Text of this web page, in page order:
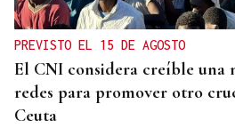
PREVISTO EL 15 DE AGOSTO
El CNI considera creíble una
redes para promover otro
Ceuta